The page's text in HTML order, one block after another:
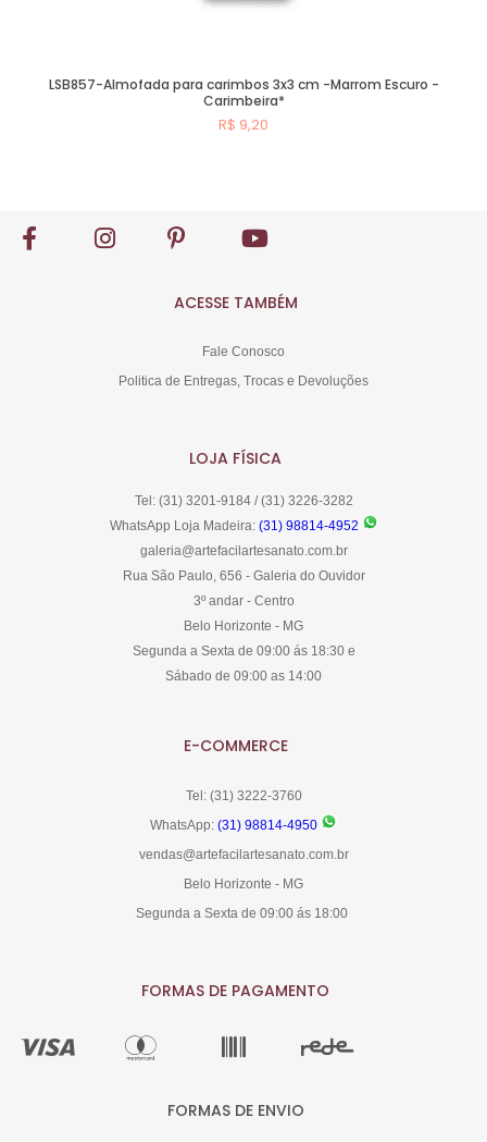
LSB857-Almofada para carimbos 3x3 cm -Marrom Escuro -
Carimbeira*
R$ 9,20
ACESSE TAMBÉM
Fale Conosco
Politica de Entregas, Trocas e Devoluções
LOJA FÍSICA
Tel: (31) 3201-9184 / (31) 3226-3282
WhatsApp Loja Madeira: (31) 98814-4952
galeria@artefacilartesanato.com.br
Rua São Paulo, 656 - Galeria do Ouvidor
3º andar - Centro
Belo Horizonte - MG
Segunda a Sexta de 09:00 ás 18:30 e
Sábado de 09:00 as 14:00
E-COMMERCE
Tel: (31) 3222-3760
WhatsApp: (31) 98814-4950
vendas@artefacilartesanato.com.br
Belo Horizonte - MG
Segunda a Sexta de 09:00 ás 18:00
FORMAS DE PAGAMENTO
FORMAS DE ENVIO